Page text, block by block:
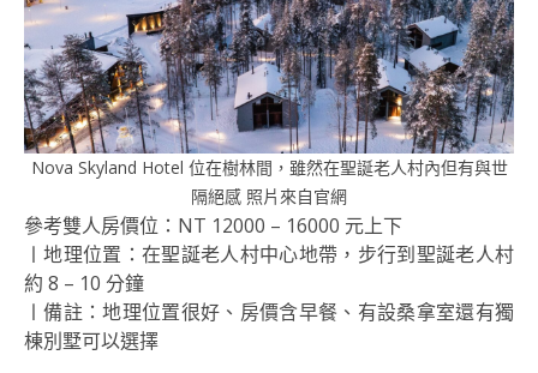
Nova Skyland Hotel 位在樹林間，雖然在聖誕老人村內但有與世
隔絕感 照片來自官網
參考雙人房價位：NT 12000 – 16000 元上下
〡地理位置：在聖誕老人村中心地帶，步行到聖誕老人村
約 8 – 10 分鐘
〡備註：地理位置很好、房價含早餐、有設桑拿室還有獨
棟別墅可以選擇